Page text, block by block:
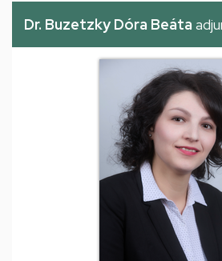
Dr. Buzetzky Dóra Beáta